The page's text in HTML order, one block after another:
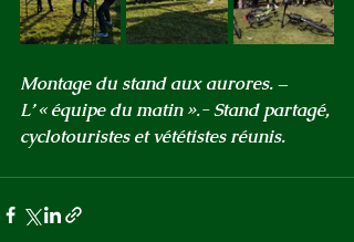
Montage du stand aux aurores. –
L’ « équipe du matin ».- Stand partagé,
cyclotouristes et vététistes réunis.